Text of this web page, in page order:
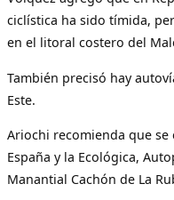
ciclística ha sido tímida,
en el litoral costero del
También precisó hay
Este.
Ariochi recomienda que se
España y la Ecológica,
Manantial Cachón de La